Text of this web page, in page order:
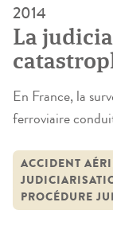
2014
La
justice
grandes
En France, la
ferroviaire
et dans les
grandes
interrogations
ACCIDENT
PROCÉDURE